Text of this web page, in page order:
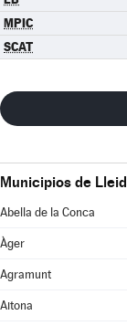
MPIC
SCAT
Municipios de
Abella de la Conca
Àger
Agramunt
Aitona